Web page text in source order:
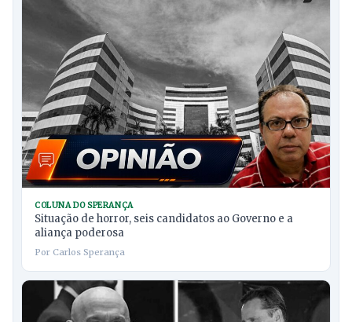
COLUNA DO SPERANÇA
Situação de horror, seis candidatos ao Governo e a
aliança poderosa
Por Carlos Sperança